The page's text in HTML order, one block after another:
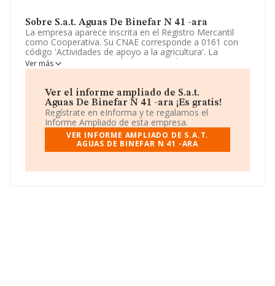
Sobre S.a.t. Aguas De Binefar N 41 -ara
La empresa aparece inscrita en el Registro Mercantil
como Cooperativa. Su CNAE corresponde a 0161 con
código 'Actividades de apoyo a la agricultura'. La
empresa no tiene actividad en mercados exteriores.
F22215537, está situada en Avenida Nuestra Señora Del
Pilar núm. 6 1 B, (22500), Binéfar, provincia de Huesca,
Aragón.
Con los datos a disposición de INFORMA sobre 13.853
empresas pertenecientes al sector, a nivel nacional la
facturación asciende a 3.208 millones de euros y se
entre todas las compañías. Respecto a la información
Ver más
Ver el informe ampliado de S.a.t.
Aguas De Binefar N 41 -ara ¡Es gratis!
Regístrate en eInforma y te regalamos el
Informe Ampliado de esta empresa.
VER INFORME AMPLIADO DE S.A.T.
AGUAS DE BINEFAR N 41 -ARA